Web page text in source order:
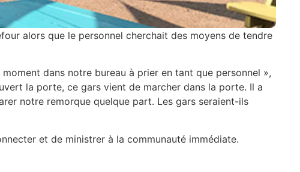
alors que le personnel cherchait des moyens de tendre
dans notre bureau à prier en tant que personnel »,
la porte, ce gars vient de marcher dans la porte. Il a
notre remorque quelque part. Les gars seraient-ils
et de ministrer à la communauté immédiate.